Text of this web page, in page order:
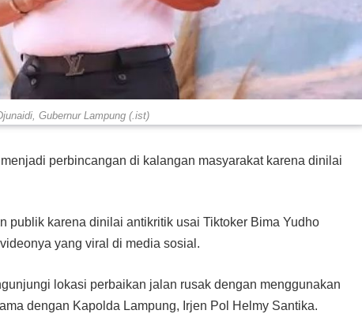
Gubernur Lampung (.ist)
perbincangan di kalangan masyarakat karena dinilai
publik karena dinilai antikritik usai Tiktoker Bima Yudho
yang viral di media sosial.
lokasi perbaikan jalan rusak dengan menggunakan
dengan Kapolda Lampung, Irjen Pol Helmy Santika.